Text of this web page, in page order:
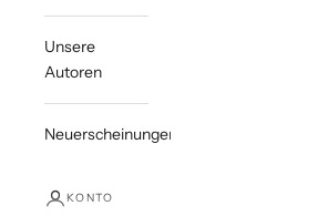
Unsere
Autoren
Neuerscheinungen
KONTO